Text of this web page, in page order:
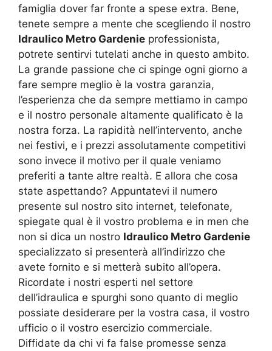
famiglia dover far fronte a spese extra. Bene,
tenete sempre a mente che scegliendo il nostro
Idraulico Metro Gardenie professionista,
potrete sentirvi tutelati anche in questo ambito.
La grande passione che ci spinge ogni giorno a
fare sempre meglio è la vostra garanzia,
l’esperienza che da sempre mettiamo in campo
e il nostro personale altamente qualificato è la
nostra forza. La rapidità nell’intervento, anche
nei festivi, e i prezzi assolutamente competitivi
sono invece il motivo per il quale veniamo
preferiti a tante altre realtà. E allora che cosa
state aspettando? Appuntatevi il numero
presente sul nostro sito internet, telefonate,
spiegate qual è il vostro problema e in men che
non si dica un nostro Idraulico Metro Gardenie
specializzato si presenterà all’indirizzo che
avete fornito e si metterà subito all’opera.
Ricordate i nostri esperti nel settore
dell’idraulica e spurghi sono quanto di meglio
possiate desiderare per la vostra casa, il vostro
ufficio o il vostro esercizio commerciale.
Diffidate da chi vi fa false promesse senza